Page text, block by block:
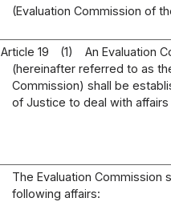
(Evaluation Commission of
Article 19 (1)
An Evaluation
(hereinafter referred to as
Commission) shall be
of Justice to deal with
The Evaluation Commission
following affairs: